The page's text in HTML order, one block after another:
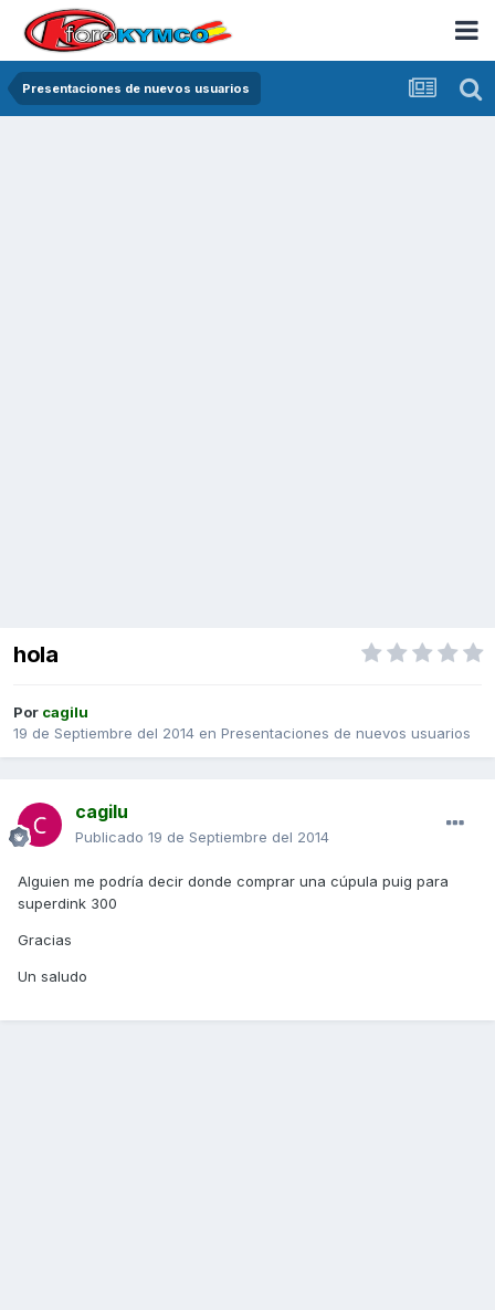
Presentaciones de nuevos usuarios
hola
Por cagilu
19 de Septiembre del 2014 en Presentaciones de nuevos usuarios
cagilu
Publicado 19 de Septiembre del 2014
Alguien me podría decir donde comprar una cúpula puig para
superdink 300
Gracias
Un saludo